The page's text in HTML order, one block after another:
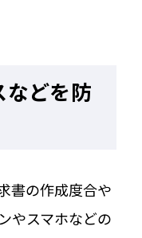
などを防
書の作成度合や
やスマホなどの